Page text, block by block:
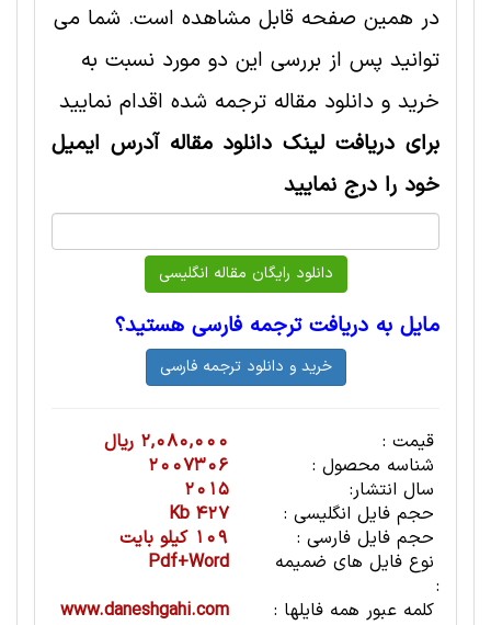
در همین صفحه قابل مشاهده است. شما می
توانید پس از بررسی این دو مورد نسبت به
خرید و دانلود مقاله ترجمه شده اقدام نمایید
برای دریافت لینک دانلود مقاله آدرس ایمیل
خود را درج نمایید
مایل به دریافت ترجمه فارسی هستید؟
قیمت :
2,080,000 ریال
شناسه محصول :
2007306
سال انتشار:
2015
حجم فایل انگلیسی :
427 Kb
حجم فایل فارسی :
109 کیلو بایت
نوع فایل های ضمیمه
:
Pdf+Word
کلمه عبور همه فایلها :
www.daneshgahi.com